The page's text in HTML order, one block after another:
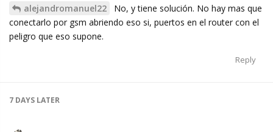
alejandromanuel22
No, y tiene solución. No hay mas que
conectarlo por gsm abriendo eso si, puertos en el router con el
peligro que eso supone.
Reply
7 DAYS LATER